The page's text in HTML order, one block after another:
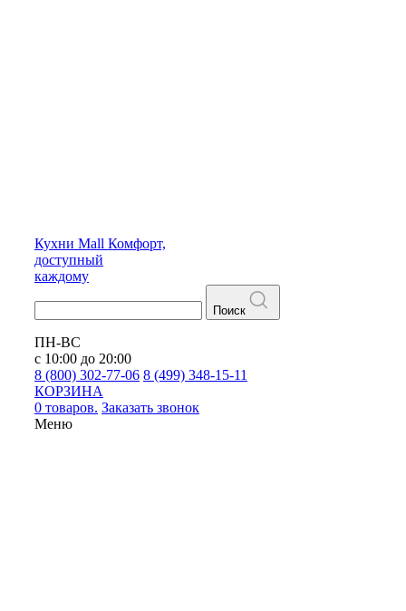
Кухни Mall Комфорт,
доступный
каждому
Поиск
ПН-ВС
с 10:00 до 20:00
8 (800) 302-77-06 8 (499) 348-15-11
КОРЗИНА
0 товаров. Заказать звонок
Меню